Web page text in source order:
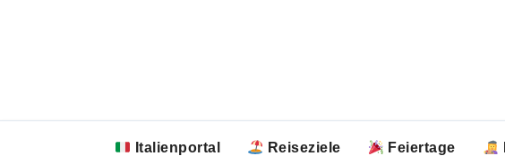
Italienportal Reiseziele Feiertage